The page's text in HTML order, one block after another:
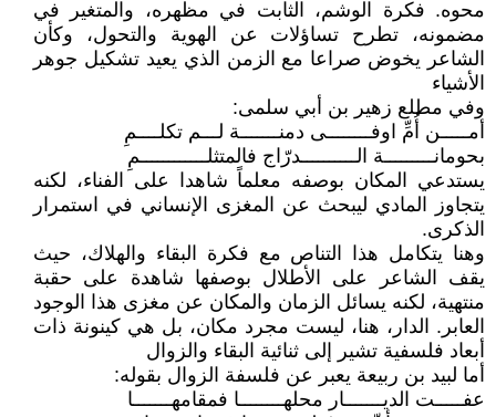
محوه. فكرة الوشم، الثابت في مظهره، والمتغير في
مضمونه، تطرح تساؤلات عن الهوية والتحول، وكأن
الشاعر يخوض صراعا مع الزمن الذي يعيد تشكيل جوهر
الأشياء
وفي مطلع زهير بن أبي سلمى:
أمـــــن أُمِّ اوفــــــــى دمنـــــــة لـــم تكلــــمِ
بحومانـــــــــة الــــــــــدرّاج فالمتثلــــــــــــمِ
يستدعي المكان بوصفه معلماً شاهدا على الفناء، لكنه
يتجاوز المادي ليبحث عن المغزى الإنساني في استمرار
الذكرى.
وهنا يتكامل هذا التناص مع فكرة البقاء والهلاك، حيث
يقف الشاعر على الأطلال بوصفها شاهدة على حقبة
منتهية، لكنه يسائل الزمان والمكان عن مغزى هذا الوجود
العابر. الدار، هنا، ليست مجرد مكان، بل هي كينونة ذات
أبعاد فلسفية تشير إلى ثنائية البقاء والزوال
أما لبيد بن ربيعة يعبر عن فلسفة الزوال بقوله:
عفـــــت الديـــــــار محلهــــــــا فمقامهـــــــا